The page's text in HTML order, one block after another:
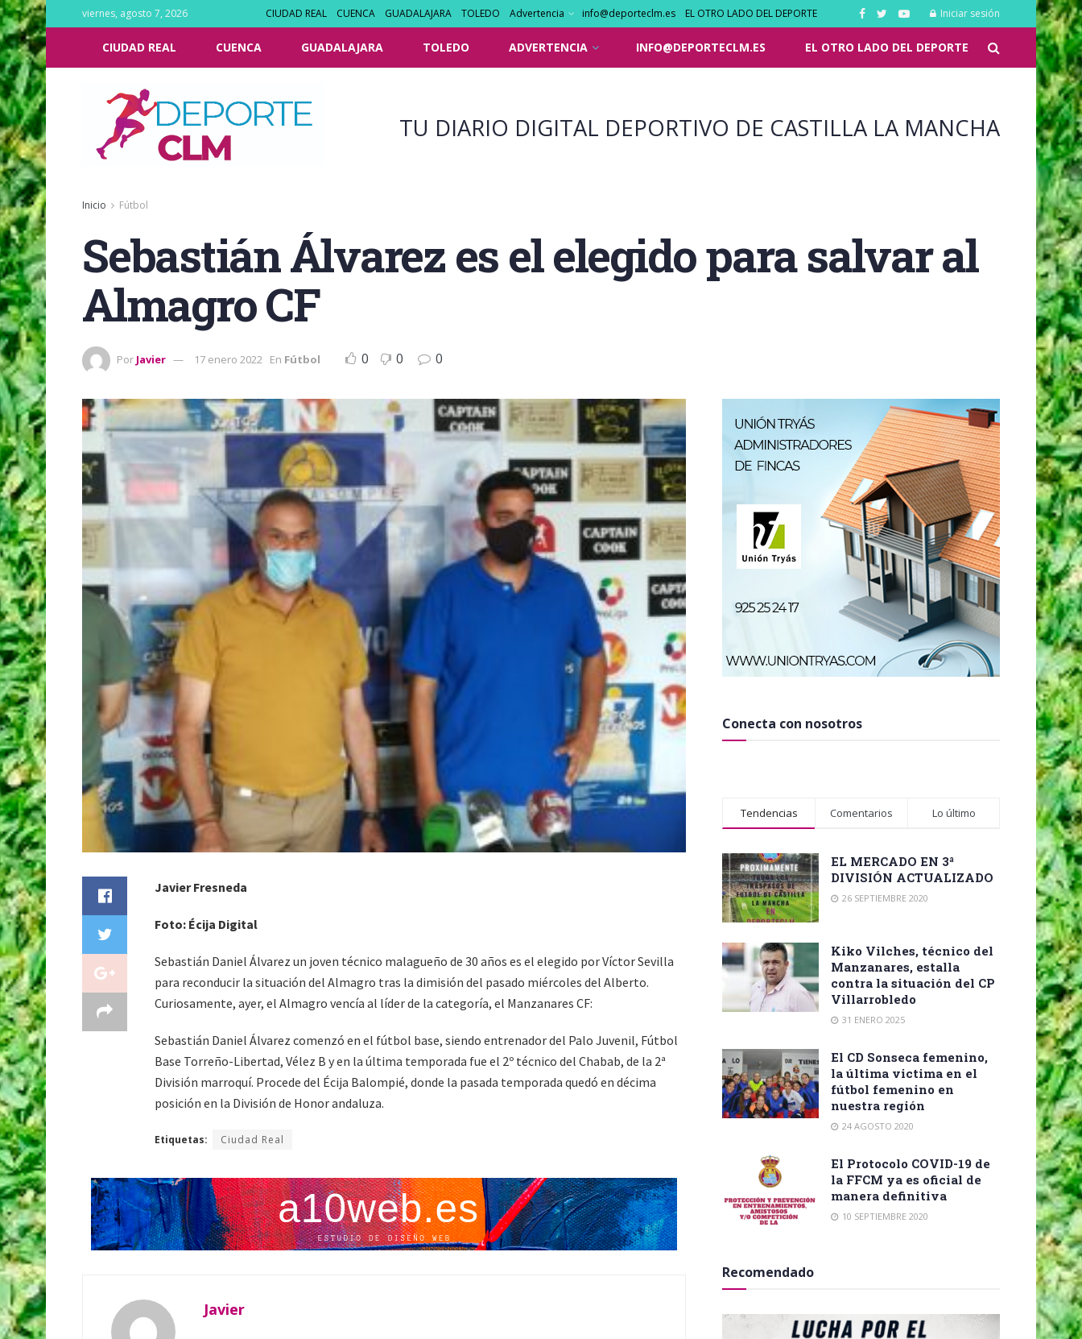
viernes, agosto 7, 2026 CIUDAD REAL CUENCA GUADALAJARA TOLEDO Advertencia info@deporteclm.es EL OTRO LADO DEL DEPORTE Iniciar sesión
CIUDAD REAL CUENCA GUADALAJARA TOLEDO ADVERTENCIA INFO@DEPORTECLM.ES EL OTRO LADO DEL DEPORTE
TU DIARIO DIGITAL DEPORTIVO DE CASTILLA LA MANCHA
Inicio Fútbol
Sebastián Álvarez es el elegido para salvar al
Almagro CF
Por Javier 17 enero 2022 En Fútbol 0 0 0
Javier Fresneda
Foto: Écija Digital
Sebastián Daniel Álvarez un joven técnico malagueño de 30 años es el elegido por Víctor Sevilla
para reconducir la situación del Almagro tras la dimisión del pasado miércoles del Alberto.
Curiosamente, ayer, el Almagro vencía al líder de la categoría, el Manzanares CF:
Sebastián Daniel Álvarez comenzó en el fútbol base, siendo entrenador del Palo Juvenil, Fútbol
Base Torreño-Libertad, Vélez B y en la última temporada fue el 2º técnico del Chabab, de la 2ª
División marroquí. Procede del Écija Balompié, donde la pasada temporada quedó en décima
posición en la División de Honor andaluza.
Etiquetas: Ciudad Real
Javier
Conecta con nosotros
Tendencias Comentarios Lo último
EL MERCADO EN 3ª
DIVISIÓN ACTUALIZADO
26 SEPTIEMBRE 2020
Kiko Vilches, técnico del
Manzanares, estalla
contra la situación del CP
Villarrobledo
31 ENERO 2025
El CD Sonseca femenino,
la última victima en el
fútbol femenino en
nuestra región
24 AGOSTO 2020
El Protocolo COVID-19 de
la FFCM ya es oficial de
manera definitiva
10 SEPTIEMBRE 2020
Recomendado